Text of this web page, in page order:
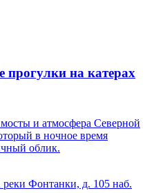
на катерах
и атмосфера Северной
в ночное время
облик.
реки Фонтанки, д. 105 наб.